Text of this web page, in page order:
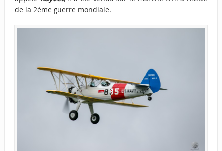
de la 2ème guerre mondiale.